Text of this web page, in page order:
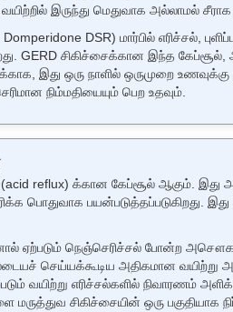
இருந்து மெதுவாக அல்லாமல்
DSR) மார்பில் எரிச்சல்,
GERD சிகிச்சைக்கான இந்த
இது ஒரு நாளில் ஒருமுறை
நிம்மதியையும் பெற உதவும்.
reflux) க்கான கேப்சூல் ஆகும்.
பொதுவாக பயன்படுத்தப்படுகிறது.
ஏற்படும் நெஞ்செரிச்சல் போன்ற
செய்யக்கூடிய அதிகமான வயிற்று
வயிற்று எரிச்சல்களில் நிவாரணம்
மருத்துவ சிகிச்சையின் ஒரு பகுதியாக